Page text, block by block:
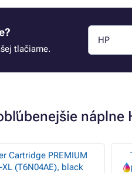
tlačiarne.
HP
náplne
Cartridge PREMIUM
(T6N04AE), black